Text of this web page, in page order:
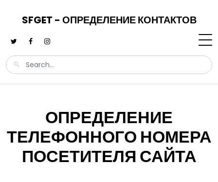
SFGET - ОПРЕДЕЛЕНИЕ КОНТАКТОВ
ОПРЕДЕЛЕНИЕ
ТЕЛЕФОННОГО НОМЕРА
ПОСЕТИТЕЛЯ САЙТА